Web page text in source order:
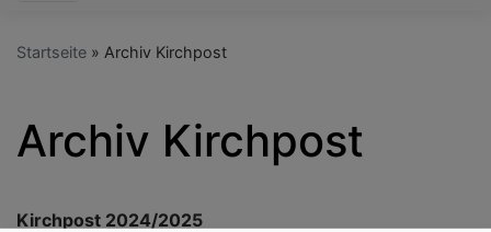
Startseite Archiv Kirchpost
Archiv Kirchpost
Kirchpost 2024/2025